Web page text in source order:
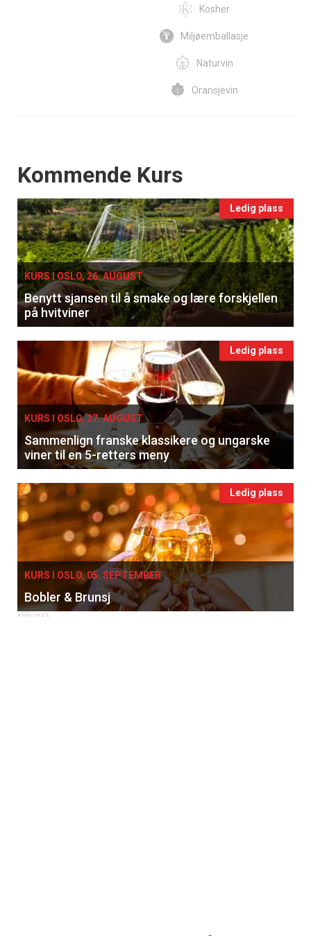
Kosher
Miljøemballasje
Naturvin
Oransjevin
Events
Kommende Kurs
Ledig plass
KURS I OSLO, 26. AUGUST
Benytt sjansen til å smake og lære forskjellen
på hvitviner
Ledig plass
KURS I OSLO, 27. AUGUST
Sammenlign franske klassikere og ungarske
viner til en 5-retters meny
Ledig plass
KURS I OSLO, 05. SEPTEMBER
Bobler & Brunsj